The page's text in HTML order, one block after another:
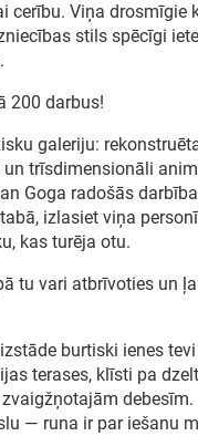
cerību. Viņa drosmīgie
stils spēcīgi
200 darbus!
galeriju:
un trīsdimensionāli
Goga radošās
izlasiet viņa
kas turēja otu.
tu vari atbrīvoties un
burtiski ienes
terases, klīsti pa
— runa ir par iešanu